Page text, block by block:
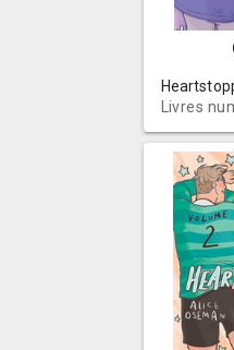
Livres